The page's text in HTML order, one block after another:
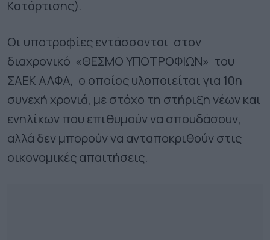
Κατάρτισης).
Οι υποτροφίες εντάσσονται στον
διαχρονικό «ΘΕΣΜΟ ΥΠΟΤΡΟΦΙΩΝ» του
ΣΑΕΚ ΑΛΦΑ, ο οποίος υλοποιείται για 10η
συνεχή χρονιά, με στόχο τη στήριξη νέων και
ενηλίκων που επιθυμούν να σπουδάσουν,
αλλά δεν μπορούν να ανταποκριθούν στις
οικονομικές απαιτήσεις.